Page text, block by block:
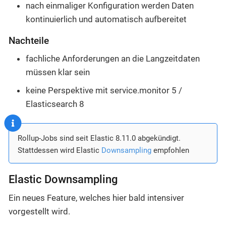
nach einmaliger Konfiguration werden Daten
kontinuierlich und automatisch aufbereitet
Nachteile
fachliche Anforderungen an die Langzeitdaten
müssen klar sein
keine Perspektive mit service.monitor 5 /
Elasticsearch 8
Rollup-Jobs sind seit Elastic 8.11.0 abgekündigt.
Stattdessen wird Elastic Downsampling empfohlen
Elastic Downsampling
Ein neues Feature, welches hier bald intensiver
vorgestellt wird.